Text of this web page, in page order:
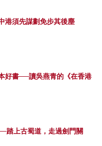
港須先謀劃免步其後塵
好書──讀吳燕青的《在香港
踏上古蜀道，走過劍門關